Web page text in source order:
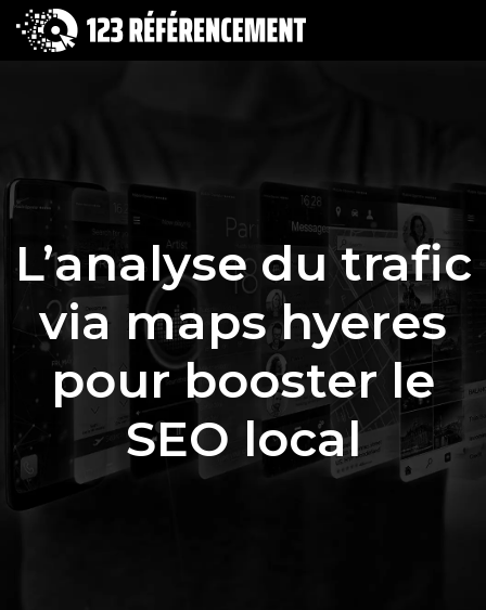
L’analyse du trafic
via maps hyeres
pour booster le
SEO local